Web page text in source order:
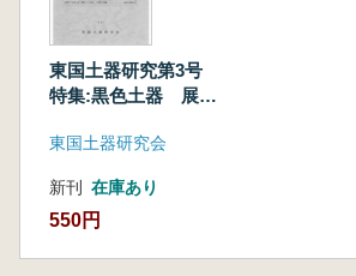
東国土器研究第3号
特集:黒色土器 展開
東国土器研究会
新刊 在庫あり
550円